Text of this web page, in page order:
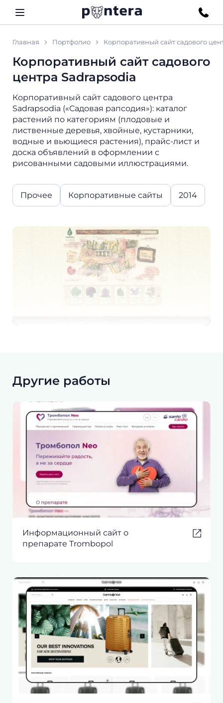
Главная Портфолио Корпоративный сайт садового
Корпоративный сайт садового
центра Sadrapsodia
Корпоративный сайт садового центра
Sadrapsodia («Садовая рапсодия»): каталог
растений по категориям (плодовые и
лиственные деревья, хвойные, кустарники,
водные и вьющиеся растения), прайс-лист и
доска объявлений в оформлении с
рисованными садовыми иллюстрациями.
Прочее Корпоративные сайты 2014
Другие работы
Информационный сайт о
препарате Trombopol